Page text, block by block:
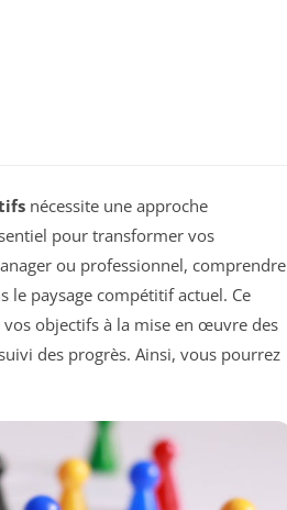
nécessite une approche
pour transformer vos
ou professionnel, comprendre
le paysage compétitif actuel. Ce
objectifs à la mise en œuvre des
des progrès. Ainsi, vous pourrez